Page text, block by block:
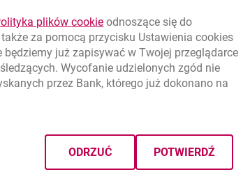
I:
plikówcookielink otwiera się w nowym oknie
odnoszące się do
za pomocą przycisku Ustawieniacookies
już zapisywać w Twojej przeglądarce
Wycofanie udzielonych zgód nie
przez Bank, którego już dokonano na
ODRZUĆ POTWIERDŹ